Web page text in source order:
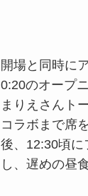
開場と同時に
0:20のオープ
まりえさんト
コラボまで席
後、12:30頃に
し、遅めの昼